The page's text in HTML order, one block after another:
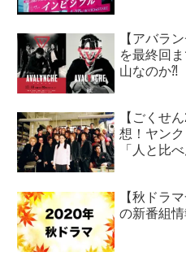
【アバラ
を最終回
山なのか⁈
【ごくせ
想！ヤン
「人と比
【秋ドラ
の新番組